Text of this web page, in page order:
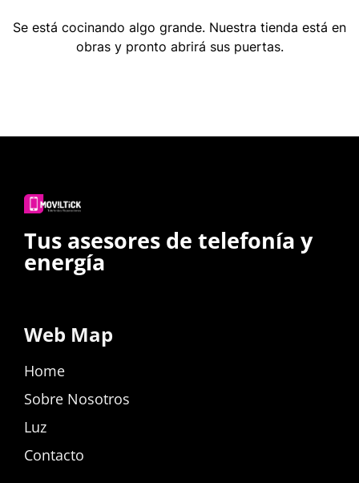
Se está cocinando algo grande. Nuestra tienda está en
obras y pronto abrirá sus puertas.
Tus asesores de telefonía y
energía
Web Map
Home
Sobre Nosotros
Luz
Contacto